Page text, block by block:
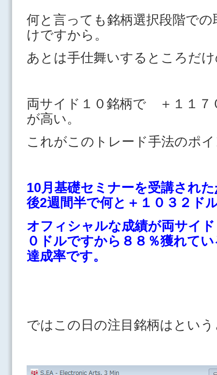
何と言っても銘柄選択段階で
けですから。
あとは手仕舞いするところだ
両サイド１０銘柄で ＋１１７
が高い。
これがこのトレード手法のポ
10月基礎セミナーを受講された
後2週間半で何と＋１０３２ド
オフィシャルな成績が両サイ
０ドルですから８８％獲れて
達成率です。
ではこの日の注目銘柄はとい